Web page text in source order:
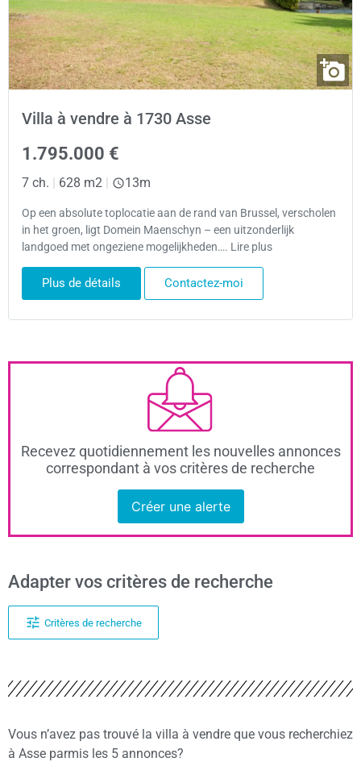
Villa à vendre à 1730 Asse
1.795.000 €
7 ch. 628 m2 13m
Op een absolute toplocatie aan de rand van Brussel, verscholen
in het groen, ligt Domein Maenschyn – een uitzonderlijk
landgoed met ongeziene mogelijkheden…. Lire plus
Plus de détails Contactez-moi
Recevez quotidiennement les nouvelles annonces
correspondant à vos critères de recherche
Créer une alerte
Adapter vos critères de recherche
Critères de recherche
Vous n’avez pas trouvé la villa à vendre que vous recherchiez
à Asse parmis les 5 annonces?